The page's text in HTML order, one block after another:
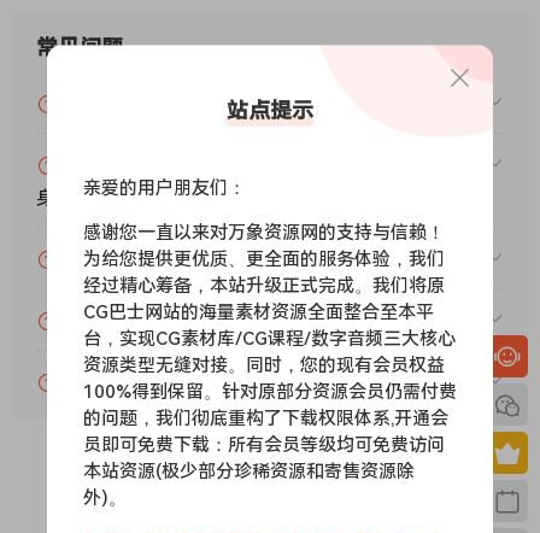
常见问题
VIP资源或免费资源能否做为商业用途？
身VIP）吗？
为什么付款了未开通VIP会员？
账号可以分享或者借给别人用吗？
VIP会员剩余时间查询？
站点提示
亲爱的用户朋友们：
感谢您一直以来对万象资源网的支持与信赖！
为给您提供更优质、更全面的服务体验，我们
经过精心筹备，本站升级正式完成。我们将原
CG巴士网站的海量素材资源全面整合至本平
台，实现CG素材库/CG课程/数字音频三大核心
资源类型无缝对接。同时，您的现有会员权益
100%得到保留。针对原部分资源会员仍需付费
的问题，我们彻底重构了下载权限体系,开通会
员即可免费下载：所有会员等级均可免费访问
本站资源(极少部分珍稀资源和寄售资源除
外)。